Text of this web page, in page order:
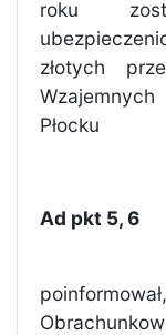
roku
złotych
Płocku
Ad pkt 5, 6